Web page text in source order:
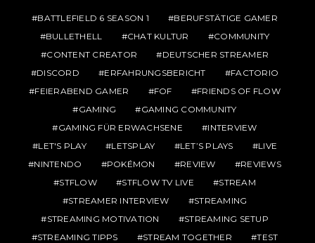
BATTLEFIELD 6 SEASON 1
BERUFSTÄTIGE GAMER
BULLETHELL
CHAT KULTUR
COMMUNITY
CONTENT CREATOR
DEUTSCHER STREAMER
DISCORD
ERFAHRUNGSBERICHT
FACTORIO
FEIERABEND GAMER
FOF
FRIENDS OF FLOW
GAMING
GAMING COMMUNITY
GAMING FÜR ERWACHSENE
INTERVIEW
LET'S PLAY
LETSPLAY LET’S PLAYS
LIVE
NINTENDO
POKÉMON REVIEW
REVIEWS
STFLOW
STFLOW TV LIVE
STREAM
STREAMER INTERVIEW
STREAMING
STREAMING MOTIVATION
STREAMING SETUP
STREAMING TIPPS
STREAM TOGETHER
TEST